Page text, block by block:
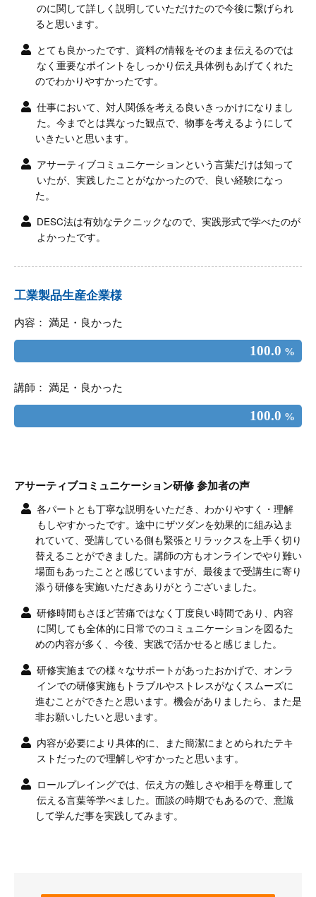
のに関して詳しく説明していただけたので今後に繋げられ
ると思います。
とても良かったです、資料の情報をそのまま伝えるのでは
なく重要なポイントをしっかり伝え具体例もあげてくれた
のでわかりやすかったです。
仕事において、対人関係を考える良いきっかけになりまし
た。今までとは異なった観点で、物事を考えるようにして
いきたいと思います。
アサーティブコミュニケーションという言葉だけは知って
いたが、実践したことがなかったので、良い経験になっ
た。
DESC法は有効なテクニックなので、実践形式で学べたのが
よかったです。
工業製品生産企業様
内容： 満足・良かった
100.0 %
講師： 満足・良かった
100.0 %
アサーティブコミュニケーション研修 参加者の声
各パートとも丁寧な説明をいただき、わかりやすく・理解
もしやすかったです。途中にザツダンを効果的に組み込ま
れていて、受講している側も緊張とリラックスを上手く切り
替えることができました。講師の方もオンラインでやり難い
場面もあったことと感じていますが、最後まで受講生に寄り
添う研修を実施いただきありがとうございました。
研修時間もさほど苦痛ではなく丁度良い時間であり、内容
に関しても全体的に日常でのコミュニケーションを図るた
めの内容が多く、今後、実践で活かせると感じました。
研修実施までの様々なサポートがあったおかげで、オンラ
インでの研修実施もトラブルやストレスがなくスムーズに
進むことができたと思います。機会がありましたら、また是
非お願いしたいと思います。
内容が必要により具体的に、また簡潔にまとめられたテキ
ストだったので理解しやすかったと思います。
ロールプレイングでは、伝え方の難しさや相手を尊重して
伝える言葉等学べました。面談の時期でもあるので、意識
して学んだ事を実践してみます。